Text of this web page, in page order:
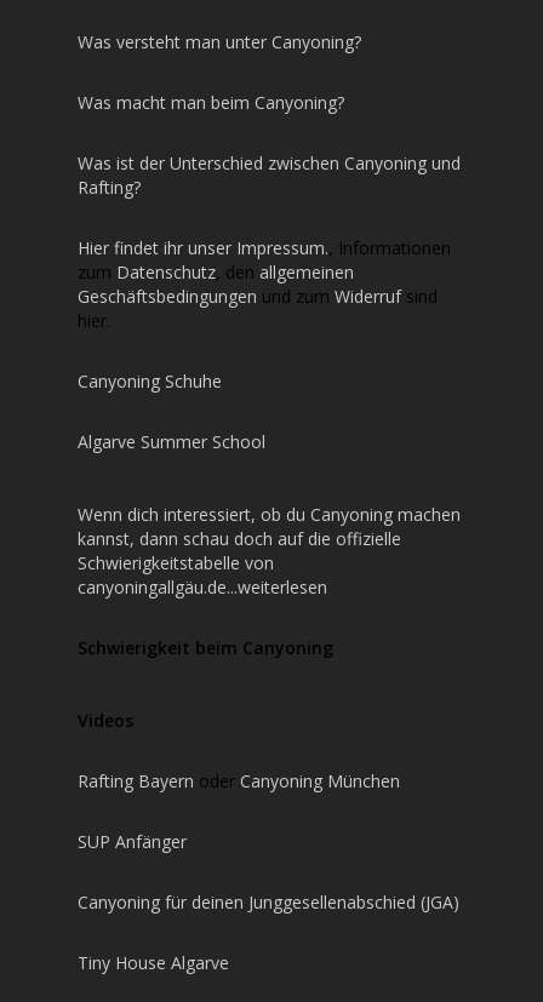
Was versteht man unter Canyoning?
Was macht man beim Canyoning?
Was ist der Unterschied zwischen Canyoning und
Rafting?
Hier findet ihr unser Impressum., Informationen
zum Datenschutz, den allgemeinen
Geschäftsbedingungen und zum Widerrufsind
hier.
Canyoning Schuhe
Algarve Summer School
Wenn dich interessiert, ob du Canyoning machen
kannst, dann schau doch auf die offizielle
Schwierigkeitstabelle von
canyoningallgäu.de...weiterlesen
Schwierigkeit beim Canyoning
Videos
Rafting Bayern oder Canyoning München
SUP Anfänger
Canyoning für deinen Junggesellenabschied (JGA)
Tiny House Algarve